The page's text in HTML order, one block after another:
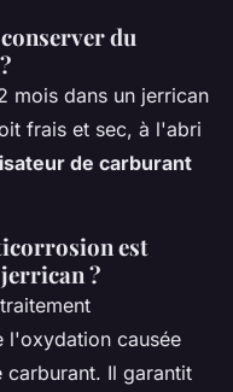
du
mois dans un jerrican
frais et sec, à l'abri
de carburant
est
?
l'oxydation causée
carburant. Il garantit